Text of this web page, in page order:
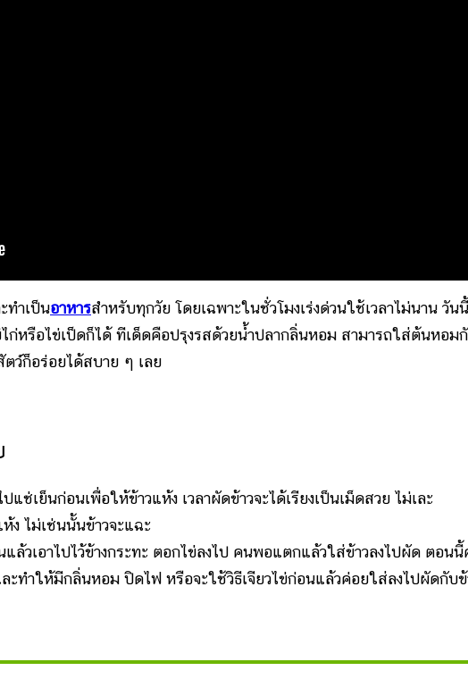
ทำเป็นอาหารสำหรับทุกวัย โดยเฉพาะในชั่วโมงเร่งด่วนใช้เวลาไม่นาน วัน
ไก่หรือไข่เป็ดก็ได้ ทีเด็ดคือปรุงรสด้วยน้ำปลากลิ่นหอม สามารถใส่ต้นหอม
ว์ก็อร่อยได้สบาย ๆ เลย
ช่เย็นก่อนเพื่อให้ข้าวแห้ง เวลาผัดข้าวจะได้เรียงเป็นเม็ดสวย ไม่เละ
ง ไม่เช่นนั้นข้าวจะแฉะ
ล้วเอาไปไว้ข้างกระทะ ตอกไข่ลงไป คนพอแตกแล้วใส่ข้าวลงไปผัด ตอนนี้
ะทำให้มีกลิ่นหอม ปิดไฟ หรือจะใช้วิธีเจียวไข่ก่อนแล้วค่อยใส่ลงไปผัดกับข้